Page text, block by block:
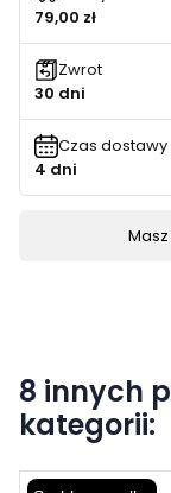
79,00 zł
Zwrot
30 dni
Czas dostawy
4 dni
8 innych
kategorii: